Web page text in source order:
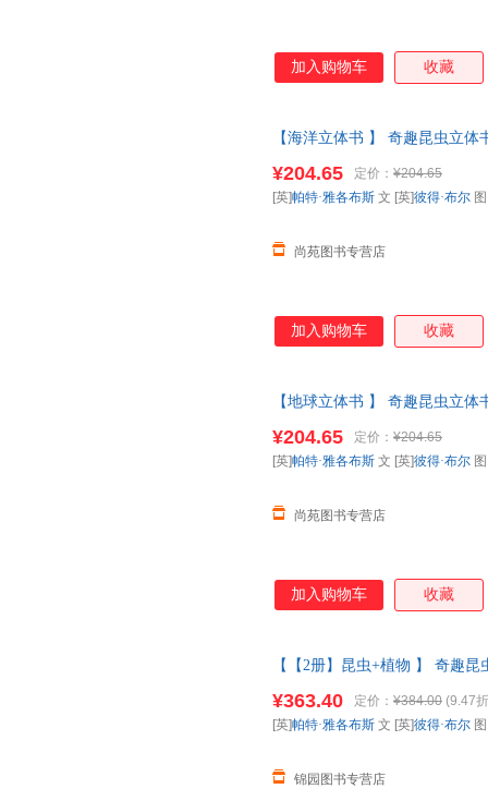
加入购物车 收藏
【海洋立体书 】 奇趣昆虫立
【让您无忧购物】
¥204.65 定价： ¥204.65
尚苑图书专营店
[英]帕特·雅各布斯 文 [英]彼得·布尔
加入购物车 收藏
【地球立体书 】 奇趣昆虫立
【让您无忧购物】
¥204.65 定价： ¥204.65
尚苑图书专营店
[英]帕特·雅各布斯 文 [英]彼得·布尔
加入购物车 收藏
【【2册】昆虫+植物 】 奇趣
如需请联系在线客服
¥363.40 定价： ¥384.00 (9.47
锦园图书专营店
[英]帕特·雅各布斯 文 [英]彼得·布尔